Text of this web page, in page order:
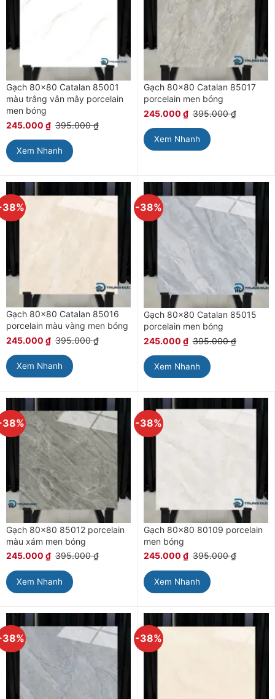
Gạch 80×80 Catalan 85001
màu trắng vân mây porcelain
men bóng
245.000 ₫ 395.000₫
Xem Nhanh
Gạch 80×80 Catalan 85017
porcelain men bóng
245.000 ₫ 395.000₫
Xem Nhanh
Gạch 80×80 Catalan 85016
porcelain màu vàng men bóng
245.000 ₫ 395.000₫
Xem Nhanh
-38%
Gạch 80×80 Catalan 85015
porcelain men bóng
245.000 ₫ 395.000₫
Xem Nhanh
Gạch 80×80 85012 porcelain
màu xám men bóng
245.000 ₫ 395.000₫
Xem Nhanh
-38%
Gạch 80×80 80109 porcelain
men bóng
245.000 ₫ 395.000₫
Xem Nhanh
-38%